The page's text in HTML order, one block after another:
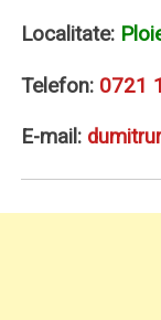
Localitate:
Telefon: 0721
E-mail: